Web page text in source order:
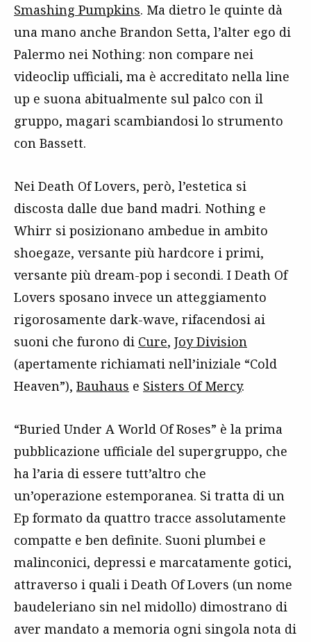
Smashing Pumpkins. Ma dietro le quinte dà
una mano anche Brandon Setta, l’alter ego di
Palermo nei Nothing: non compare nei
videoclip ufficiali, ma è accreditato nella line
up e suona abitualmente sul palco con il
gruppo, magari scambiandosi lo strumento
con Bassett.
Nei Death Of Lovers, però, l’estetica si
discosta dalle due band madri. Nothing e
Whirr si posizionano ambedue in ambito
shoegaze, versante più hardcore i primi,
versante più dream-pop i secondi. I Death Of
Lovers sposano invece un atteggiamento
rigorosamente dark-wave, rifacendosi ai
suoni che furono di Cure, Joy Division
(apertamente richiamati nell’iniziale “Cold
Heaven”), Bauhaus e Sisters Of Mercy.
“Buried Under A World Of Roses” è la prima
pubblicazione ufficiale del supergruppo, che
ha l’aria di essere tutt’altro che
un’operazione estemporanea. Si tratta di un
Ep formato da quattro tracce assolutamente
compatte e ben definite. Suoni plumbei e
malinconici, depressi e marcatamente gotici,
attraverso i quali i Death Of Lovers (un nome
baudeleriano sin nel midollo) dimostrano di
aver mandato a memoria ogni singola nota di